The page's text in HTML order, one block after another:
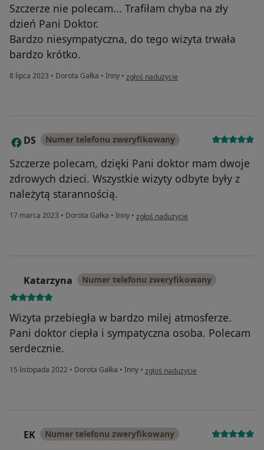
Szczerze nie polecam... Trafiłam chyba na zły
dzień Pani Doktor.
Bardzo niesympatyczna, do tego wizyta trwała
bardzo krótko.
8 lipca 2023 • Dorota Gałka • Inny • w opinii użytkownika D.
zgłoś nadużycie
D DS Numer telefonu zweryfikowany
Szczerze polecam, dzięki Pani doktor mam dwoje
zdrowych dzieci. Wszystkie wizyty odbyte były z
należytą starannością.
17 marca 2023 • Dorota Gałka • Inny • w opinii użytkownika DS
zgłoś nadużycie
Katarzyna Numer telefonu zweryfikowany
Wizyta przebiegła w bardzo milej atmosferze.
Pani doktor ciepła i sympatyczna osoba. Polecam
serdecznie.
15 listopada 2022 • Dorota Gałka • Inny • w opinii użytkownika Katarzyna
zgłoś nadużycie
EK Numer telefonu zweryfikowany